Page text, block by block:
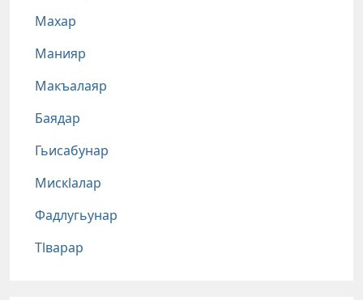
Махар
Манияр
Макъалаяр
Баядар
Гьисабунар
Мискlалар
Фадлугьунар
Тlварар